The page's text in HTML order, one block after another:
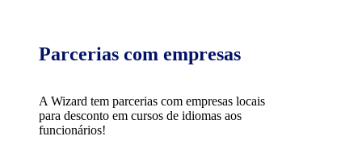
Parcerias com empresas
A Wizard tem parcerias com empresas locais
para desconto em cursos de idiomas aos
funcionários!